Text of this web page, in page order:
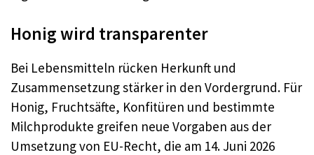
Honig wird transparenter
Bei Lebensmitteln rücken Herkunft und
Zusammensetzung stärker in den Vordergrund. Für
Honig, Fruchtsäfte, Konfitüren und bestimmte
Milchprodukte greifen neue Vorgaben aus der
Umsetzung von EU-Recht, die am 14. Juni 2026